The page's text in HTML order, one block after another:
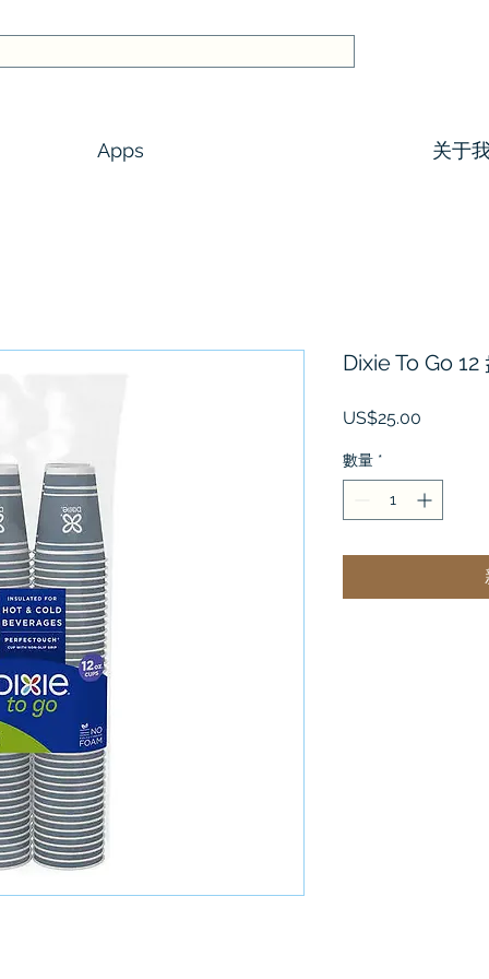
Apps 关于
Dixie To Go
US$25.00
數量 *